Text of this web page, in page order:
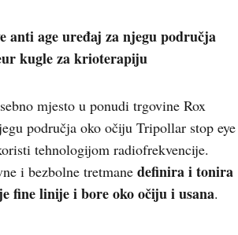
anti age uređaj za njegu područja
kugle za krioterapiju
mjesto u ponudi trgovine Rox
područja oko očiju Tripollar stop eye
tehnologijom radiofrekvencije.
i bezbolne tretmane definira i tonira
fine linije i bore oko očiju i usana.